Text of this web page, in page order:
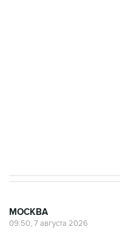
МОСКВА
09:50, 7 августа 2026